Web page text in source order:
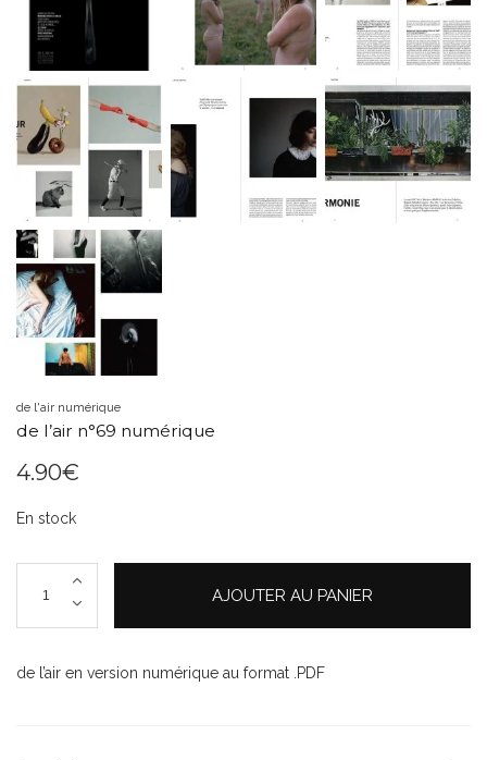
de l'air numérique
de l’air n°69 numérique
4.90€
de l’air en version numérique au format .PDF
En stock
n°69
AJOUTER AU PANIER